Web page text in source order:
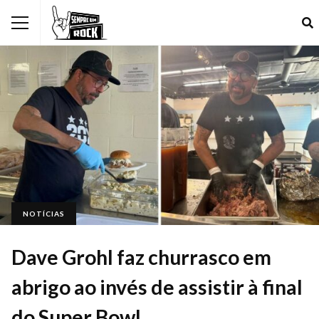
NOTÍCIAS
Dave Grohl faz churrasco em
abrigo ao invés de assistir à final